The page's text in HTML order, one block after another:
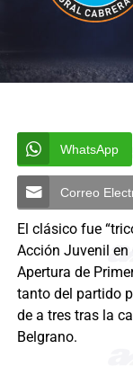
WhatsApp
Correo
El clásico fue
Acción Juvenil en
Apertura de
tanto del partido
de a tres tras la
Belgrano.